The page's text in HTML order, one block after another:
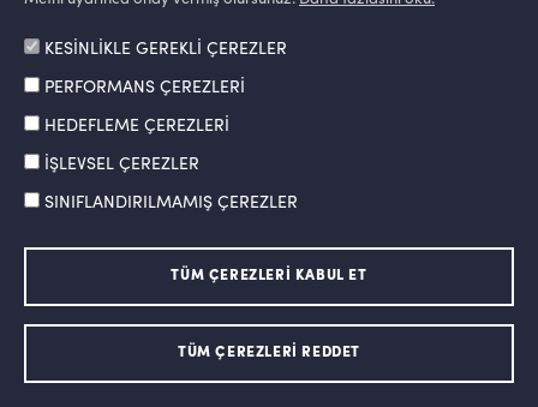
Yatırımcı İlişkileri
26.Kastamonu Üniversitesi İletişim Fakültesi
27.Kırgızistan-Türkiye Manas Üniversitesi İletişim
Fakültesi
28.Kocaeli Üniversitesi İletişim Fakültesi
29.Maltepe Üniversitesi İletişim Fakültesi
KESİNLİKLE GEREKLİ ÇEREZLER
PERFORMANS ÇEREZLERİ
HEDEFLEME ÇEREZLERİ
İŞLEVSEL ÇEREZLER
SINIFLANDIRILMAMIŞ ÇEREZLER
TÜM ÇEREZLERİ KABUL ET
TÜM ÇEREZLERİ REDDET